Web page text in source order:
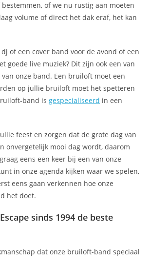
of we nu rustig aan moeten
volume of direct het dak eraf, het kan
of een cover band voor de avond of een
goede live muziek? Dit zijn ook een van
onze band. Een bruiloft moet een
op jullie bruiloft moet het spetteren
band is gespecialiseerd in een
feest en zorgen dat de grote dag van
onvergetelijk mooi dag wordt, daarom
eens een keer bij een van onze
in onze agenda kijken waar we spelen,
eens gaan verkennen hoe onze
het doet.
sinds 1994 de beste
dat onze bruiloft-band speciaal